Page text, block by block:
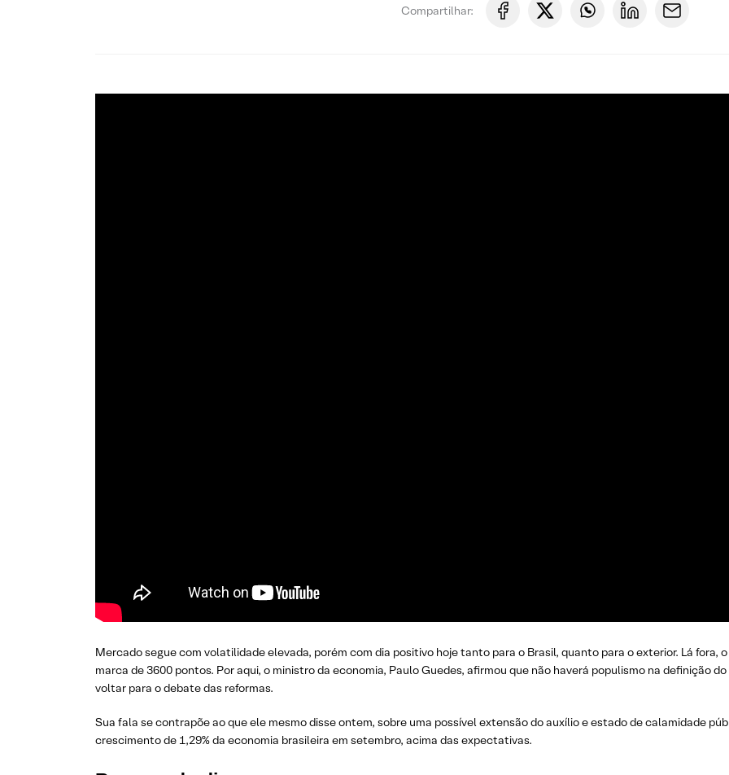
Compartilhar:
Mercado segue com volatilidade elevada, porém com dia positivo hoje tanto para o Brasil, quanto para o exterior. Lá fora,
marca de 3600 pontos. Por aqui, o ministro da economia, Paulo Guedes, afirmou que não haverá populismo na definição
voltar para o debate das reformas.
Sua fala se contrapõe ao que ele mesmo disse ontem, sobre uma possível extensão do auxílio e estado de calamidade
crescimento de 1,29% da economia brasileira em setembro, acima das expectativas.